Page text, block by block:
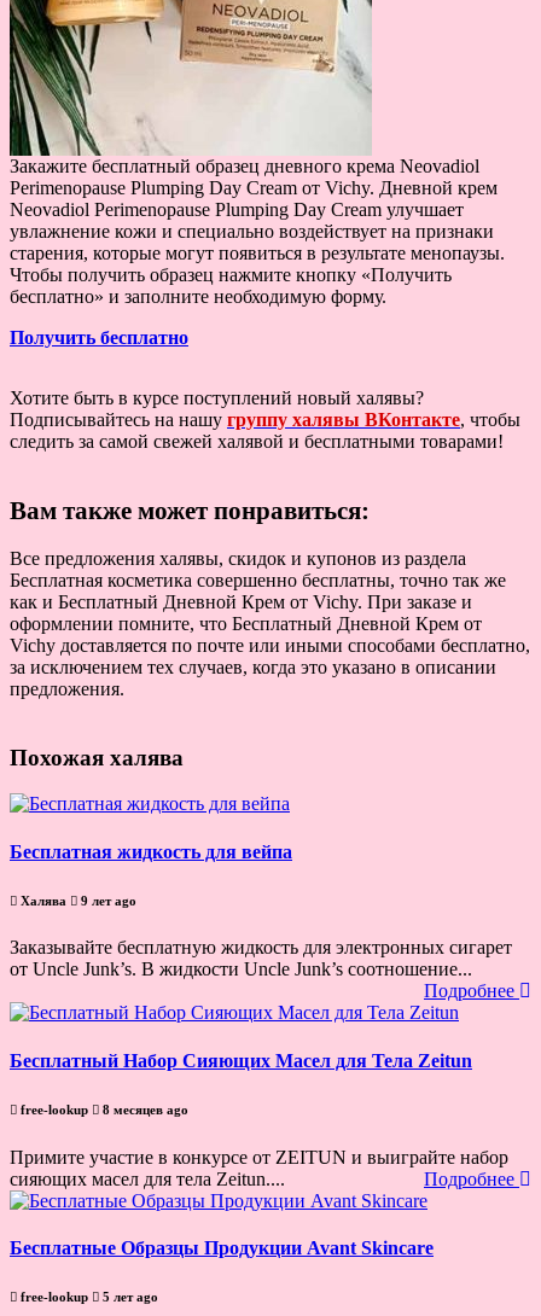
Закажите бесплатный образец дневного крема Neovadiol
Perimenopause Plumping Day Cream от Vichy. Дневной крем
Neovadiol Perimenopause Plumping Day Cream улучшает
увлажнение кожи и специально воздействует на признаки
старения, которые могут появиться в результате менопаузы.
Чтобы получить образец нажмите кнопку «Получить
бесплатно» и заполните необходимую форму.
Получить бесплатно
Хотите быть в курсе поступлений новый халявы?
Подписывайтесь на нашу группу халявы ВКонтакте, чтобы
следить за самой свежей халявой и бесплатными товарами!
Вам также может понравиться:
Все предложения халявы, скидок и купонов из раздела
Бесплатная косметика совершенно бесплатны, точно так же
как и Бесплатный Дневной Крем от Vichy. При заказе и
оформлении помните, что Бесплатный Дневной Крем от
Vichy доставляется по почте или иными способами бесплатно,
за исключением тех случаев, когда это указано в описании
предложения.
Похожая халява
Бесплатная жидкость для вейпа
Халява 9 лет ago
Заказывайте бесплатную жидкость для электронных сигарет
от Uncle Junk’s. В жидкости Uncle Junk’s соотношение...
Подробнее
Бесплатный Набор Сияющих Масел для Тела Zeitun
free-lookup 8 месяцев ago
Примите участие в конкурсе от ZEITUN и выиграйте набор
сияющих масел для тела Zeitun....
Подробнее
Бесплатные Образцы Продукции Avant Skincare
free-lookup 5 лет ago